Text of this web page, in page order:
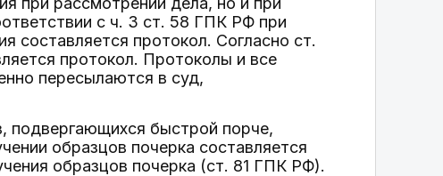
с ч. 3 ст. 58 ГПК РФ при
составляется протокол. Согласно ст.
протокол. Протоколы и все
пересылаются в суд,
подвергающихся быстрой порче,
образцов почерка составляется
образцов почерка (ст. 81 ГПК РФ).